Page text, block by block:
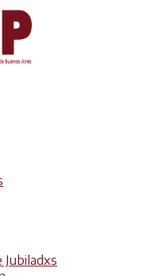
Jubiladxs